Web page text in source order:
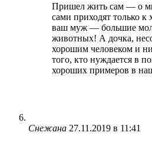
Пришел жить сам — о
сами приходят только
ваш муж — большие
животных! А дочка,
хорошим человеком и
того, кто нуждается в
хороших примеров в
Снежана 27.11.2019 в 11:41